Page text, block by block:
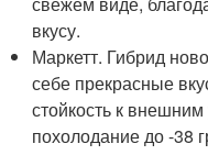
вкусу.
Маркетт. Гибрид
себе прекрасные
стойкость к
похолодание до -38